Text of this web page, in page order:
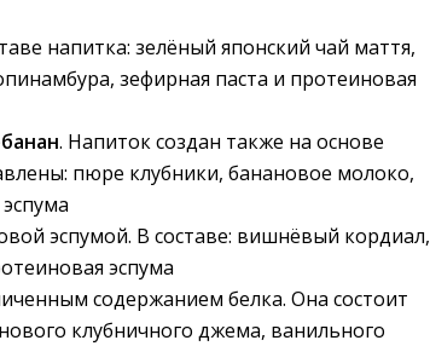
напитка: зелёный японский чай маття,
зефирная паста и протеиновая
. Напиток создан также на основе
пюре клубники, банановое молоко,
эспумой. В составе: вишнёвый кордиал,
эспума
содержанием белка. Она состоит
клубничного джема, ванильного